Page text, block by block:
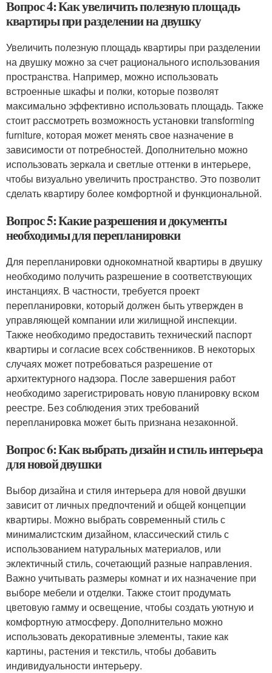
Вопрос 4: Как увеличить полезную площадь
квартиры при разделении на двушку
Увеличить полезную площадь квартиры при разделении
на двушку можно за счет рационального использования
пространства. Например, можно использовать
встроенные шкафы и полки, которые позволят
максимально эффективно использовать площадь. Также
стоит рассмотреть возможность установки transforming
furniture, которая может менять свое назначение в
зависимости от потребностей. Дополнительно можно
использовать зеркала и светлые оттенки в интерьере,
чтобы визуально увеличить пространство. Это позволит
сделать квартиру более комфортной и функциональной.
Вопрос 5: Какие разрешения и документы
необходимы для перепланировки
Для перепланировки однокомнатной квартиры в двушку
необходимо получить разрешение в соответствующих
инстанциях. В частности, требуется проект
перепланировки, который должен быть утвержден в
управляющей компании или жилищной инспекции.
Также необходимо предоставить технический паспорт
квартиры и согласие всех собственников. В некоторых
случаях может потребоваться разрешение от
архитектурного надзора. После завершения работ
необходимо зарегистрировать новую планировку вском
реестре. Без соблюдения этих требований
перепланировка может быть признана незаконной.
Вопрос 6: Как выбрать дизайн и стиль интерьера
для новой двушки
Выбор дизайна и стиля интерьера для новой двушки
зависит от личных предпочтений и общей концепции
квартиры. Можно выбрать современный стиль с
минималистским дизайном, классический стиль с
использованием натуральных материалов, или
эклектичный стиль, сочетающий разные направления.
Важно учитывать размеры комнат и их назначение при
выборе мебели и отделки. Также стоит продумать
цветовую гамму и освещение, чтобы создать уютную и
комфортную атмосферу. Дополнительно можно
использовать декоративные элементы, такие как
картины, растения и текстиль, чтобы добавить
индивидуальности интерьеру.